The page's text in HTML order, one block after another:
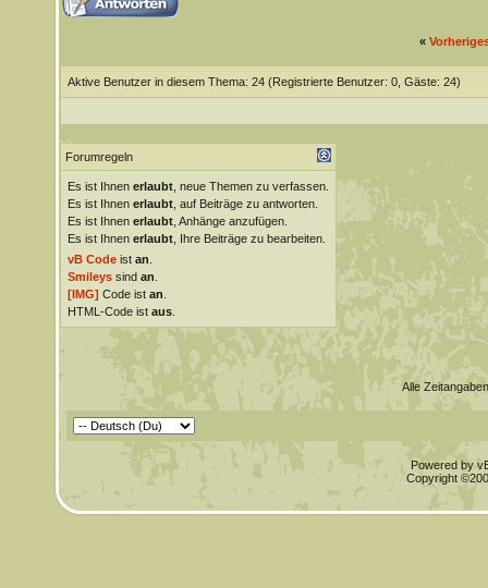
«
Aktive Benutzer in diesem Thema: 24 (Registrierte Benutzer: 0, Gäste: 24)
Forumregeln
Es ist Ihnen erlaubt, neue Themen zu verfassen.
Es ist Ihnen erlaubt, auf Beiträge zu antworten.
Es ist Ihnen erlaubt, Anhänge anzufügen.
Es ist Ihnen erlaubt, Ihre Beiträge zu bearbeiten.
vB Codeist an
Smileyssind an
[IMG] Code ist an
HTML-Code ist aus.
Alle
Powered by
Copyright